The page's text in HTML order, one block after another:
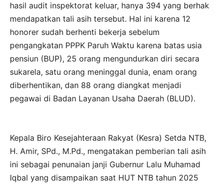
hasil audit inspektorat keluar, hanya 394 yang berhak
mendapatkan tali asih tersebut. Hal ini karena 12
honorer sudah berhenti bekerja sebelum
pengangkatan PPPK Paruh Waktu karena batas usia
pensiun (BUP), 25 orang mengundurkan diri secara
sukarela, satu orang meninggal dunia, enam orang
diberhentikan, dan 88 orang diangkat menjadi
pegawai di Badan Layanan Usaha Daerah (BLUD).
Kepala Biro Kesejahteraan Rakyat (Kesra) Setda NTB,
H. Amir, SPd., M.Pd., mengatakan pemberian tali asih
ini sebagai penunaian janji Gubernur Lalu Muhamad
Iqbal yang disampaikan saat HUT NTB tahun 2025